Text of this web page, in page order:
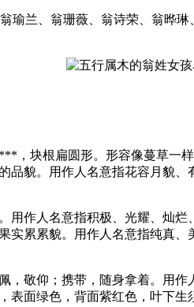
瑜兰、翁珊薇、翁诗荣、翁晔
，块根扁圆形。形容像蔓草一
貌。用作人名意指花容月貌、
作人名意指积极、光耀、灿烂
累累貌。用作人名意指纯真、
敬仰；携带，随身拿着。用作
面绿色，背面紫红色，叶下